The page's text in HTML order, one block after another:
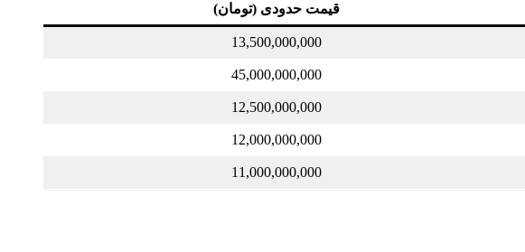
قیمت حدودی (تومان)
13,500,000,000
45,000,000,000
12,500,000,000
12,000,000,000
11,000,000,000